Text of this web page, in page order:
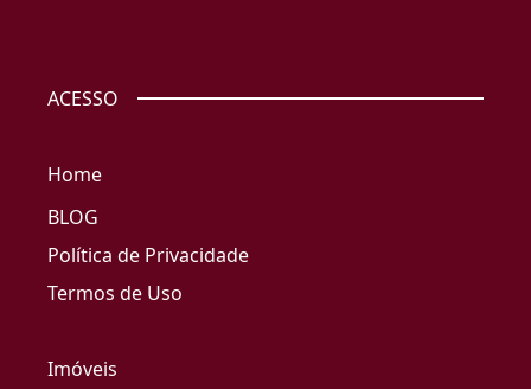
ACESSO
Home
BLOG
Política de Privacidade
Termos de Uso
Imóveis